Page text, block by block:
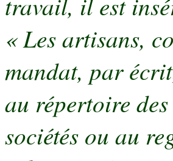
« Les artisans,
mandat, par
au répertoire
sociétés ou au